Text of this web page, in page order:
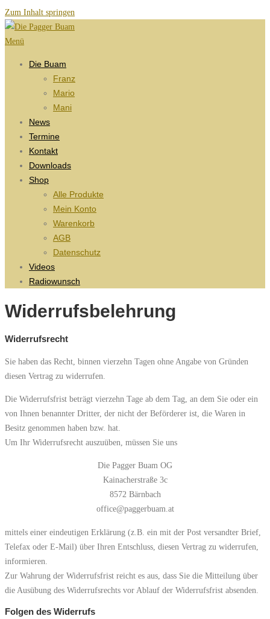
Zum Inhalt springen
Menü
Die Buam
Franz
Mario
Mani
News
Termine
Kontakt
Downloads
Shop
Alle Produkte
Mein Konto
Warenkorb
AGB
Datenschutz
Videos
Radiowunsch
Widerrufsbelehrung
Widerrufsrecht
Sie haben das Recht, binnen vierzehn Tagen ohne Angabe von Gründen
diesen Vertrag zu widerrufen.
Die Widerrufsfrist beträgt vierzehn Tage ab dem Tag, an dem Sie oder ein
von Ihnen benannter Dritter, der nicht der Beförderer ist, die Waren in
Besitz genommen haben bzw. hat.
Um Ihr Widerrufsrecht auszuüben, müssen Sie uns
Die Pagger Buam OG
Kainacherstraße 3c
8572 Bärnbach
office@paggerbuam.at
mittels einer eindeutigen Erklärung (z.B. ein mit der Post versandter Brief,
Telefax oder E-Mail) über Ihren Entschluss, diesen Vertrag zu widerrufen,
informieren.
Zur Wahrung der Widerrufsfrist reicht es aus, dass Sie die Mitteilung über
die Ausübung des Widerrufsrechts vor Ablauf der Widerrufsfrist absenden.
Folgen des Widerrufs